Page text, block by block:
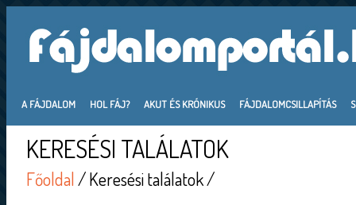
A FÁJDALOM HOL FÁJ? AKUT ÉS KRÓNIKUS FÁJDALOMCSILLAPÍTÁS
KERESÉSI TALÁLATOK
Főoldal/ Keresési találatok /